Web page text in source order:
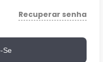
Recuperar senha
Se